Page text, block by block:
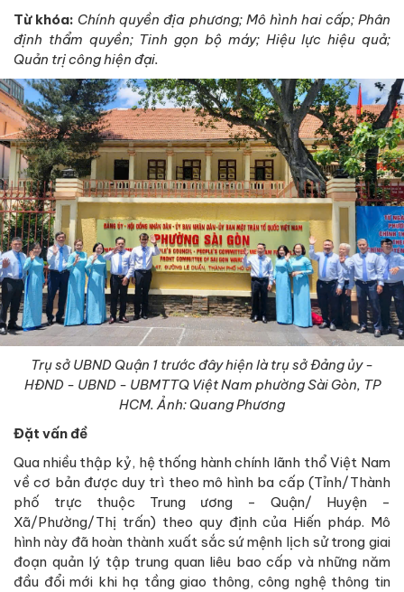
Từ khóa: Chính quyền địa phương; Mô hình hai cấp; Phân
định thẩm quyền; Tinh gọn bộ máy; Hiệu lực hiệu quả;
Quản trị công hiện đại.
Trụ sở UBND Quận 1 trước đây hiện là trụ sở Đảng ủy -
HĐND - UBND - UBMTTQ Việt Nam phường Sài Gòn, TP
HCM. Ảnh: Quang Phương
Đặt vấn đề
Qua nhiều thập kỷ, hệ thống hành chính lãnh thổ Việt Nam
về cơ bản được duy trì theo mô hình ba cấp (Tỉnh/Thành
phố trực thuộc Trung ương - Quận/ Huyện -
Xã/Phường/Thị trấn) theo quy định của Hiến pháp. Mô
hình này đã hoàn thành xuất sắc sứ mệnh lịch sử trong giai
đoạn quản lý tập trung quan liêu bao cấp và những năm
đầu đổi mới khi hạ tầng giao thông, công nghệ thông tin